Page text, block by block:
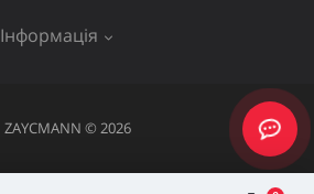
Інформація
Послуги
ZAYCMANN © 2026